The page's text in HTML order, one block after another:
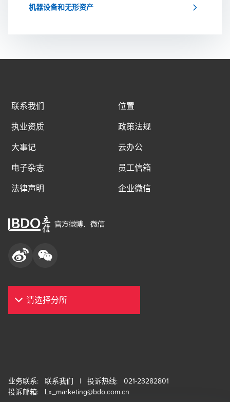
机器设备和无形资产 chevron_right
联系我们
位置
执业资质
政策法规
大事记
云办公
电子杂志
员工信箱
法律声明
企业微信
业务联系: 联系我们
| 投诉热线: 021-23282801
投诉邮箱: Lx_marketing@bdo.com.cn